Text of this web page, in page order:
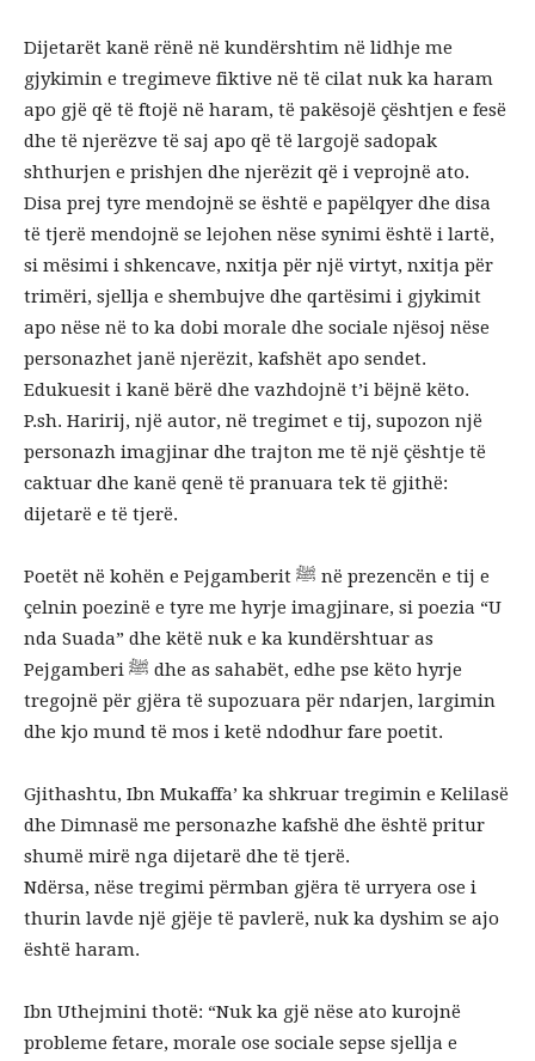
Dijetarët kanë rënë në kundërshtim në lidhje me
gjykimin e tregimeve fiktive në të cilat nuk ka haram
apo gjë që të ftojë në haram, të pakësojë çështjen e fesë
dhe të njerëzve të saj apo që të largojë sadopak
shthurjen e prishjen dhe njerëzit që i veprojnë ato.
Disa prej tyre mendojnë se është e papëlqyer dhe disa
të tjerë mendojnë se lejohen nëse synimi është i lartë,
si mësimi i shkencave, nxitja për një virtyt, nxitja për
trimëri, sjellja e shembujve dhe qartësimi i gjykimit
apo nëse në to ka dobi morale dhe sociale njësoj nëse
personazhet janë njerëzit, kafshët apo sendet.
Edukuesit i kanë bërë dhe vazhdojnë t’i bëjnë këto.
P.sh. Haririj, një autor, në tregimet e tij, supozon një
personazh imagjinar dhe trajton me të një çështje të
caktuar dhe kanë qenë të pranuara tek të gjithë:
dijetarë e të tjerë.
Poetët në kohën e Pejgamberit ﷺ në prezencën e tij e
çelnin poezinë e tyre me hyrje imagjinare, si poezia “U
nda Suada” dhe këtë nuk e ka kundërshtuar as
Pejgamberi ﷺ dhe as sahabët, edhe pse këto hyrje
tregojnë për gjëra të supozuara për ndarjen, largimin
dhe kjo mund të mos i ketë ndodhur fare poetit.
Gjithashtu, Ibn Mukaffa’ ka shkruar tregimin e Kelilasë
dhe Dimnasë me personazhe kafshë dhe është pritur
shumë mirë nga dijetarë dhe të tjerë.
Ndërsa, nëse tregimi përmban gjëra të urryera ose i
thurin lavde një gjëje të pavlerë, nuk ka dyshim se ajo
është haram.
Ibn Uthejmini thotë: “Nuk ka gjë nëse ato kurojnë
probleme fetare, morale ose sociale sepse sjellja e